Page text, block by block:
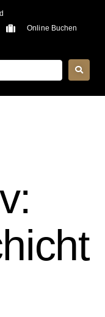
Online Buchen